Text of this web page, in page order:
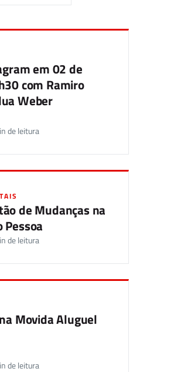
em 02 de
com Ramiro
Weber
de leitura
de Mudanças na
Pessoa
de leitura
Movida Aluguel
de leitura